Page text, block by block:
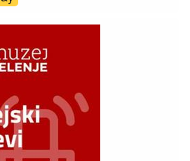
svet«. Gostja podkasta je
direktorica Posavskega
in predsednica predsedstva
Slovenije (SMS).